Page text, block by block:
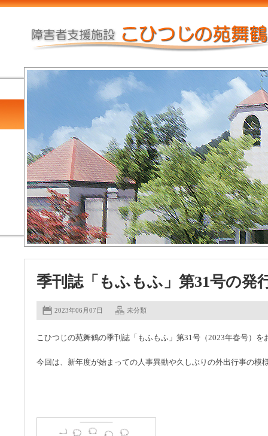
季刊誌「もふもふ」第31号の発
2023年06月07日 未分類
こひつじの苑舞鶴の季刊誌「もふもふ」第31号（2023年春号）を
今回は、新年度が始まっての人事異動や久しぶりの外出行事の模